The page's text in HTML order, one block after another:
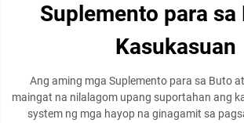
Suplemento para sa
Kasukasuan
Ang aming mga Suplemento para sa Buto
maingat na nilalagom upang suportahan ang
system ng mga hayop na ginagamit sa